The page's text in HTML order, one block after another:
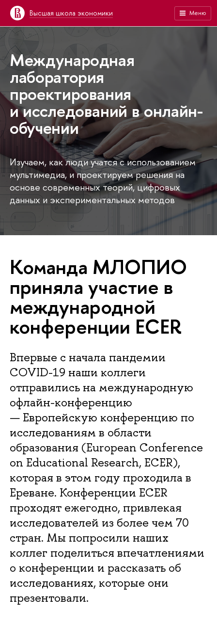
Высшая школа экономики Меню
Международная
лаборатория
проектирования
и исследований в онлайн-
обучении
Изучаем, как люди учатся с использованием
мультимедиа, и проектируем решения на
основе современных теорий, цифровых
данных и экспериментальных методов
Команда МЛОПИО
приняла участие в
международной
конференции ECER
Впервые с начала пандемии
COVID-19 наши коллеги
отправились на международную
офлайн-конференцию
— Европейскую конференцию по
исследованиям в области
образования (European Conference
on Educational Research, ECER),
которая в этом году проходила в
Ереване. Конференции ECER
проходят ежегодно, привлекая
исследователей из более чем 70
стран. Мы попросили наших
коллег поделиться впечатлениями
о конференции и рассказать об
исследованиях, которые они
презентовали.